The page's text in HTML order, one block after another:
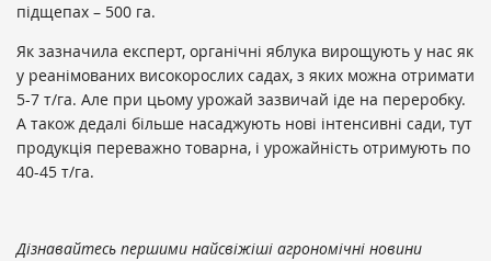
підщепах – 500 га.
Як зазначила експерт, органічні яблука вирощують у нас як
у реанімованих високорослих садах, з яких можна отримати
5-7 т/га. Але при цьому урожай зазвичай іде на переробку.
А також дедалі більше насаджують нові інтенсивні сади, тут
продукція переважно товарна, і урожайність отримують по
40-45 т/га.
Дізнавайтесь першими найсвіжіші агрономічні новини